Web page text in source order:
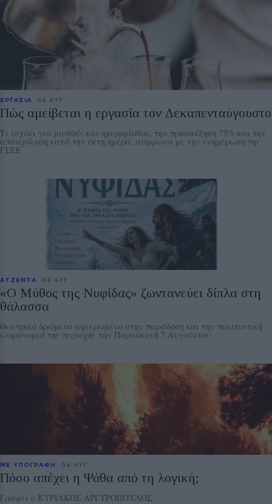
ΕΡΓΑΣΙΑ 06 ΑΥΓ
Πώς αμείβεται η εργασία τον Δεκαπενταύγουστο
Τι ισχύει για μισθούς και ημερομίσθια, την προσαύξηση 75% και την
απασχόληση κατά την έκτη ημέρα, σύμφωνα με την ενημέρωση της
ΓΣΕΕ
ΑΤΖΕΝΤΑ 06 ΑΥΓ
«Ο Μύθος της Νυφίδας» ζωντανεύει δίπλα στη
θάλασσα
Θεατρικό δρώμενο αφιερωμένο στην παράδοση και την πολιτιστική
κληρονομιά της περιοχής την Παρασκευή 7 Αυγούστου
ΜΕ ΥΠΟΓΡΑΦΗ 06 ΑΥΓ
Πόσο απέχει η Ψάθα από τη λογική;
Γράφει ο ΚΥΡΙΑΚΟΣ ΑΡΓΥΡΟΠΟΥΛΟΣ